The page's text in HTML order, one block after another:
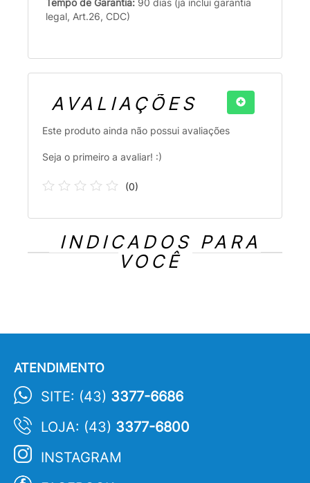
Tempo de Garantia: 90 dias (já inclui garantia
legal, Art.26, CDC)
AVALIAÇÕES
Este produto ainda não possui avaliações
Seja o primeiro a avaliar! :)
(0)
INDICADOS PARA
VOCÊ
ATENDIMENTO
SITE: (43) 3377-6686
LOJA: (43) 3377-6800
INSTAGRAM